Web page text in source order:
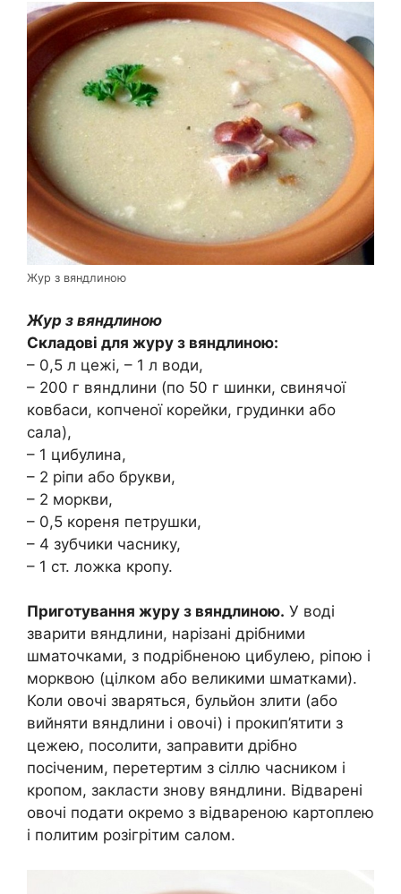
Жур з вяндлиною
Жур з вяндлиною
Складові для журу з вяндлиною:
– 0,5 л цежі, – 1 л води,
– 200 г вяндлини (по 50 г шинки, свинячої
ковбаси, копченої корейки, грудинки або
сала),
– 1 цибулина,
– 2 ріпи або брукви,
– 2 моркви,
– 0,5 кореня петрушки,
– 4 зубчики часнику,
– 1 ст. ложка кропу.
Приготування журу з вяндлиною. У воді
зварити вяндлини, нарізані дрібними
шматочками, з подрібненою цибулею, ріпою і
морквою (цілком або великими шматками).
Коли овочі зваряться, бульйон злити (або
вийняти вяндлини і овочі) і прокип’ятити з
цежею, посолити, заправити дрібно
посіченим, перетертим з сіллю часником і
кропом, закласти знову вяндлини. Відварені
овочі подати окремо з відвареною картоплею
і политим розігрітим салом.